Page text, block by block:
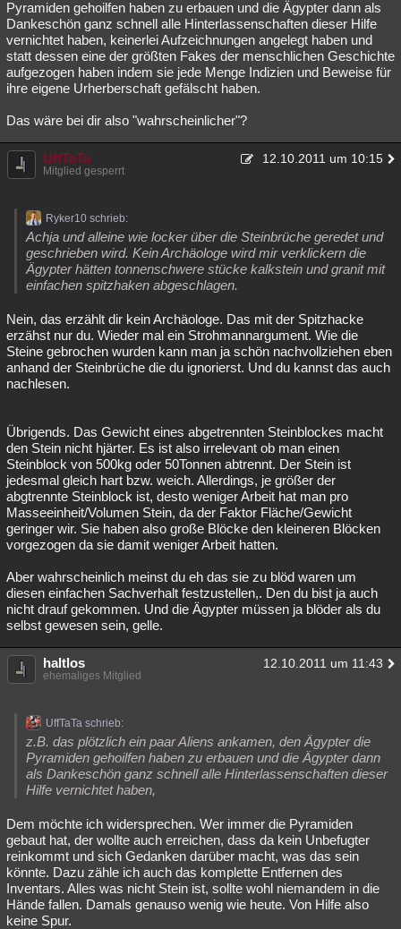
Pyramiden gehoilfen haben zu erbauen und die Ägypter dann als
Dankeschön ganz schnell alle Hinterlassenschaften dieser Hilfe
vernichtet haben, keinerlei Aufzeichnungen angelegt haben und
statt dessen eine der größten Fakes der menschlichen Geschichte
aufgezogen haben indem sie jede Menge Indizien und Beweise für
ihre eigene Urherberschaft gefälscht haben.
Das wäre bei dir also "wahrscheinlicher"?
UffTaTa 12.10.2011 um 10:15
Mitglied gesperrt
Ryker10 schrieb:
Achja und alleine wie locker über die Steinbrüche geredet und
geschrieben wird. Kein Archäologe wird mir verklickern die
Ägypter hätten tonnenschwere stücke kalkstein und granit mit
einfachen spitzhaken abgeschlagen.
Nein, das erzählt dir kein Archäologe. Das mit der Spitzhacke
erzähst nur du. Wieder mal ein Strohmannargument. Wie die
Steine gebrochen wurden kann man ja schön nachvollziehen eben
anhand der Steinbrüche die du ignorierst. Und du kannst das auch
nachlesen.
Übrigends. Das Gewicht eines abgetrennten Steinblockes macht
den Stein nicht hjärter. Es ist also irrelevant ob man einen
Steinblock von 500kg oder 50Tonnen abtrennt. Der Stein ist
jedesmal gleich hart bzw. weich. Allerdings, je größer der
abgtrennte Steinblock ist, desto weniger Arbeit hat man pro
Masseeinheit/Volumen Stein, da der Faktor Fläche/Gewicht
geringer wir. Sie haben also große Blöcke den kleineren Blöcken
vorgezogen da sie damit weniger Arbeit hatten.
Aber wahrscheinlich meinst du eh das sie zu blöd waren um
diesen einfachen Sachverhalt festzustellen,. Den du bist ja auch
nicht drauf gekommen. Und die Ägypter müssen ja blöder als du
selbst gewesen sein, gelle.
haltlos 12.10.2011 um 11:43
ehemaliges Mitglied
UffTaTa schrieb:
z.B. das plötzlich ein paar Aliens ankamen, den Ägypter die
Pyramiden gehoilfen haben zu erbauen und die Ägypter dann
als Dankeschön ganz schnell alle Hinterlassenschaften dieser
Hilfe vernichtet haben,
Dem möchte ich widersprechen. Wer immer die Pyramiden
gebaut hat, der wollte auch erreichen, dass da kein Unbefugter
reinkommt und sich Gedanken darüber macht, was das sein
könnte. Dazu zähle ich auch das komplette Entfernen des
Inventars. Alles was nicht Stein ist, sollte wohl niemandem in die
Hände fallen. Damals genauso wenig wie heute. Von Hilfe also
keine Spur.